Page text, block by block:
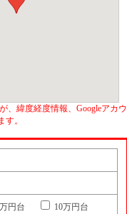
、緯度経度情報、Googleアカウ
。
円台
10万円台